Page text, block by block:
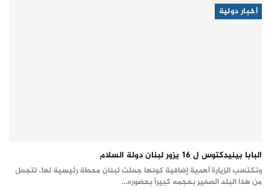
أخبار دولية
البابا بينيدكتوس ل 16 يزور لبنان دولة السلام
وتكتسب الزيارة أهمية إضافية كونها جعلت لبنان محطة رئيسية لها، لتجعل
من هذا البلد الصغير بحجمه كبيراً بحضوره…